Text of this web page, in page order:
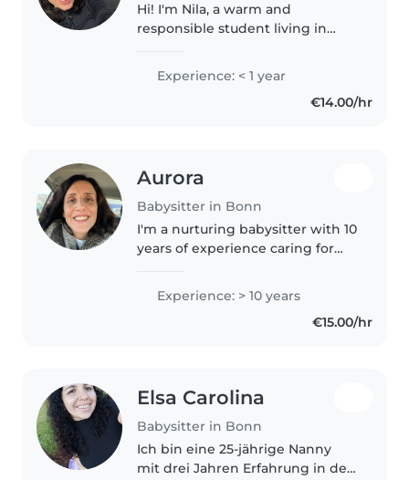
Hi! I'm Nila, a warm and
responsible student living in
children and naturally get along
very well with them. Ever since I
Experience: < 1 year
€14.00/hr
Aurora
Babysitter in Bonn
I'm a nurturing babysitter with 10
years of experience caring for
English and Italian, I specialize in
supporting kids with ADHD
through creative activities..
Experience: > 10 years
€15.00/hr
Elsa Carolina
Babysitter in Bonn
Ich bin eine 25-jährige Nanny
mit drei Jahren Erfahrung in der